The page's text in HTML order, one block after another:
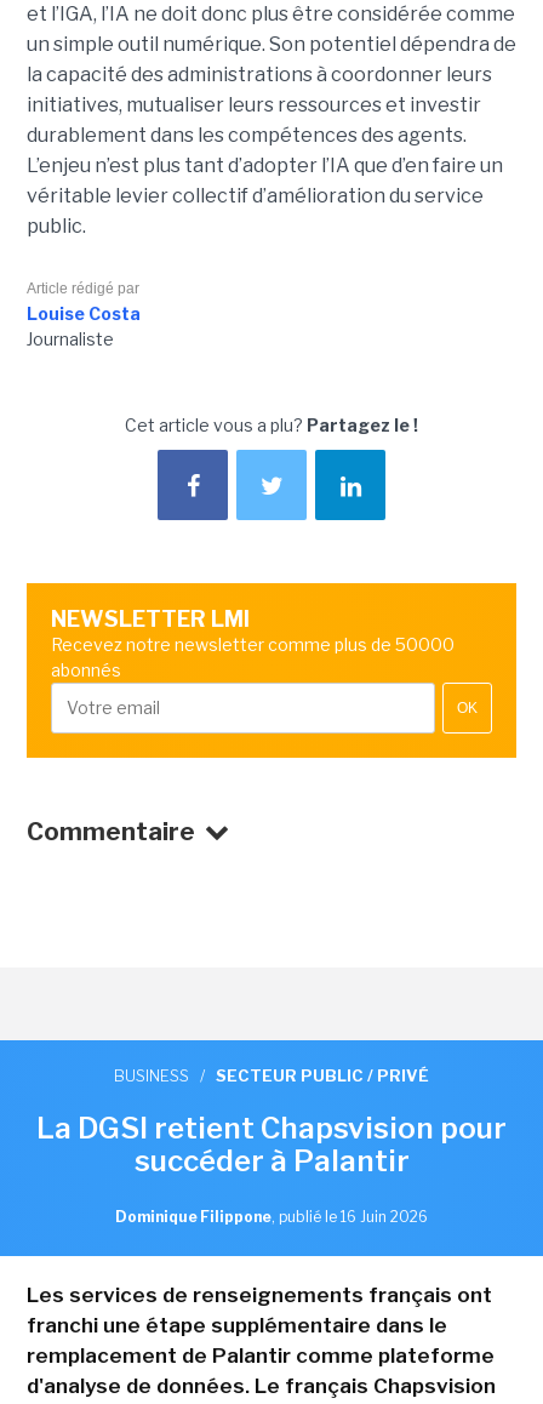
et l’IGA, l’IA ne doit donc plus être considérée comme
un simple outil numérique. Son potentiel dépendra de
la capacité des administrations à coordonner leurs
initiatives, mutualiser leurs ressources et investir
durablement dans les compétences des agents.
L’enjeu n’est plus tant d’adopter l’IA que d’en faire un
véritable levier collectif d’amélioration du service
public.
Article rédigé par
Louise Costa
Journaliste
Cet article vous a plu? Partagez le !
NEWSLETTER LMI
Recevez notre newsletter comme plus de 50000
abonnés
OK
Commentaire
BUSINESS / SECTEUR PUBLIC / PRIVÉ
La DGSI retient Chapsvision pour
succéder à Palantir
Dominique Filippone, publié le 16 Juin 2026
Les services de renseignements français ont
franchi une étape supplémentaire dans le
remplacement de Palantir comme plateforme
d'analyse de données. Le français Chapsvision